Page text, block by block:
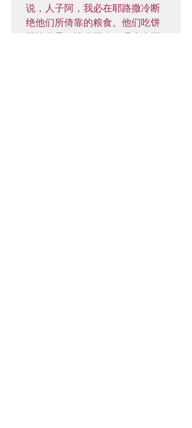
说，人子阿，我必在耶路撒冷断
绝他们所倚靠的粮食。他们吃饼
要按分量，忧虑而吃；喝水也要